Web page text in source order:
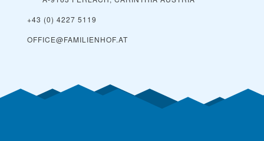
+43 (0) 4227 5119
OFFICE@FAMILIENHOF.AT